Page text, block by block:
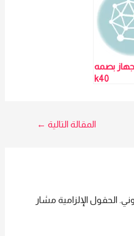
بصمه
k40
المقالة التالية ←
الحقول الإلزامية مشار